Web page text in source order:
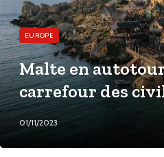
EUROPE
Malte en
carrefour des
01/11/2023